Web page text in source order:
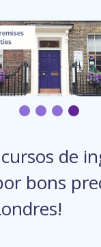
de
bons